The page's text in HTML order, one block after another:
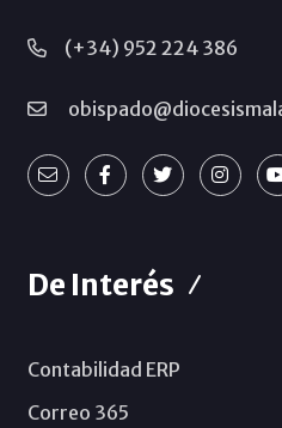
(+34) 952 224 386
De Interés
Contabilidad ERP
Correo 365